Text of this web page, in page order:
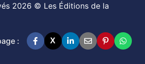
2026 © Les Éditions de la
: X